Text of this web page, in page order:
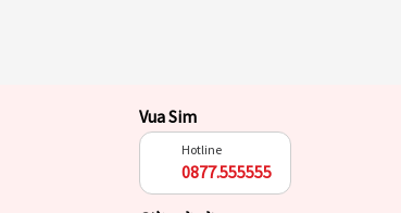
Vua Sim
Hotline
0877.555555